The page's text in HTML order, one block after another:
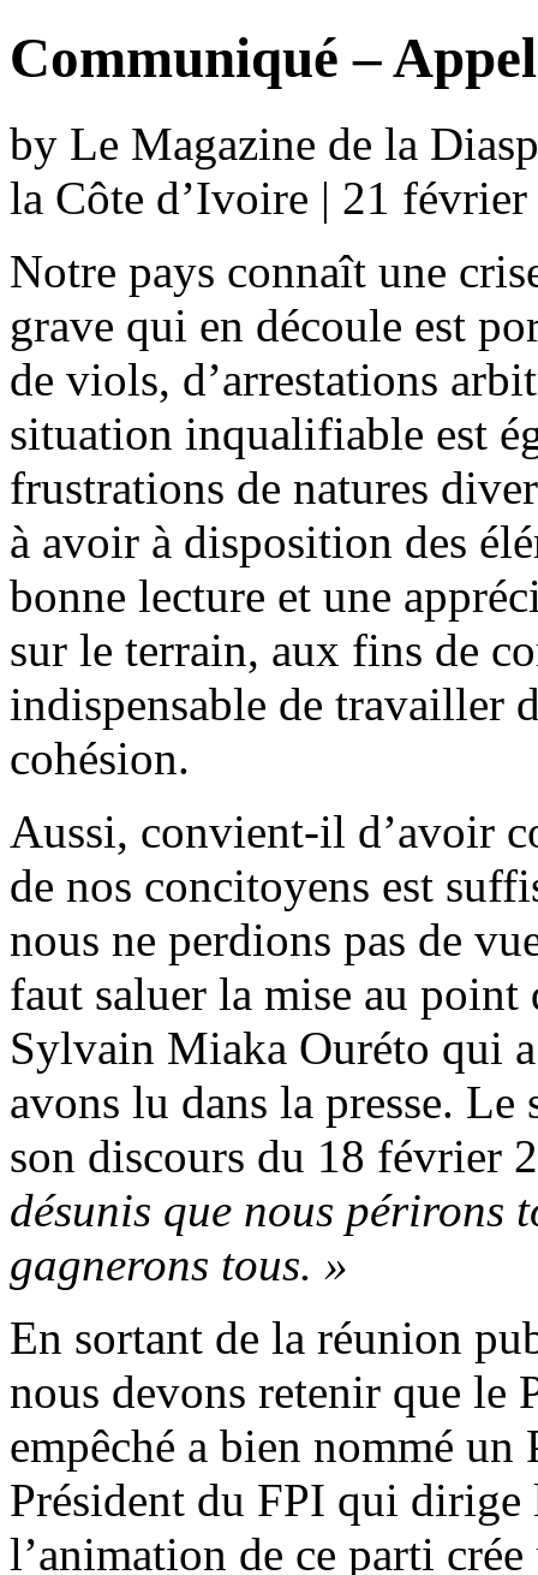
Communiqué –
by Le Magazine de la
la Côte d’Ivoire | 21
Notre pays connaît une
grave qui en découle est
de viols, d’arrestations
situation inqualifiable est
frustrations de natures
à avoir à disposition des
bonne lecture et une
sur le terrain, aux fins de
indispensable de travailler
cohésion.
Aussi, convient-il d’avoir
de nos concitoyens est
nous ne perdions pas de
faut saluer la mise au point
Sylvain Miaka Ouréto qui
avons lu dans la presse. Le
son discours du 18 février
désunis que nous périrons
gagnerons tous. »
En sortant de la réunion
nous devons retenir que le
empêché a bien nommé
Président du FPI qui dirige
l’animation de ce parti